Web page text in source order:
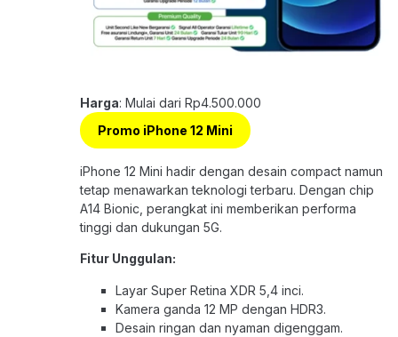
Harga: Mulai dari Rp4.500.000
Promo iPhone 12 Mini
iPhone 12 Mini hadir dengan desain compact namun
tetap menawarkan teknologi terbaru. Dengan chip
A14 Bionic, perangkat ini memberikan performa
tinggi dan dukungan 5G.
Fitur Unggulan:
Layar Super Retina XDR 5,4 inci.
Kamera ganda 12 MP dengan HDR3.
Desain ringan dan nyaman digenggam.